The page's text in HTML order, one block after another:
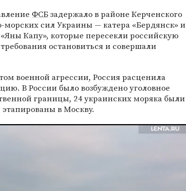
ФСБзадержало в районе Керченского
морских сил Украины — катера «Бердянск» и
Капу», которые пересекли российскую
остановиться и совершали
военной агрессии, Россия расценила
В России было возбуждено уголовное
границы, 24 украинских моряка были
в Москву.